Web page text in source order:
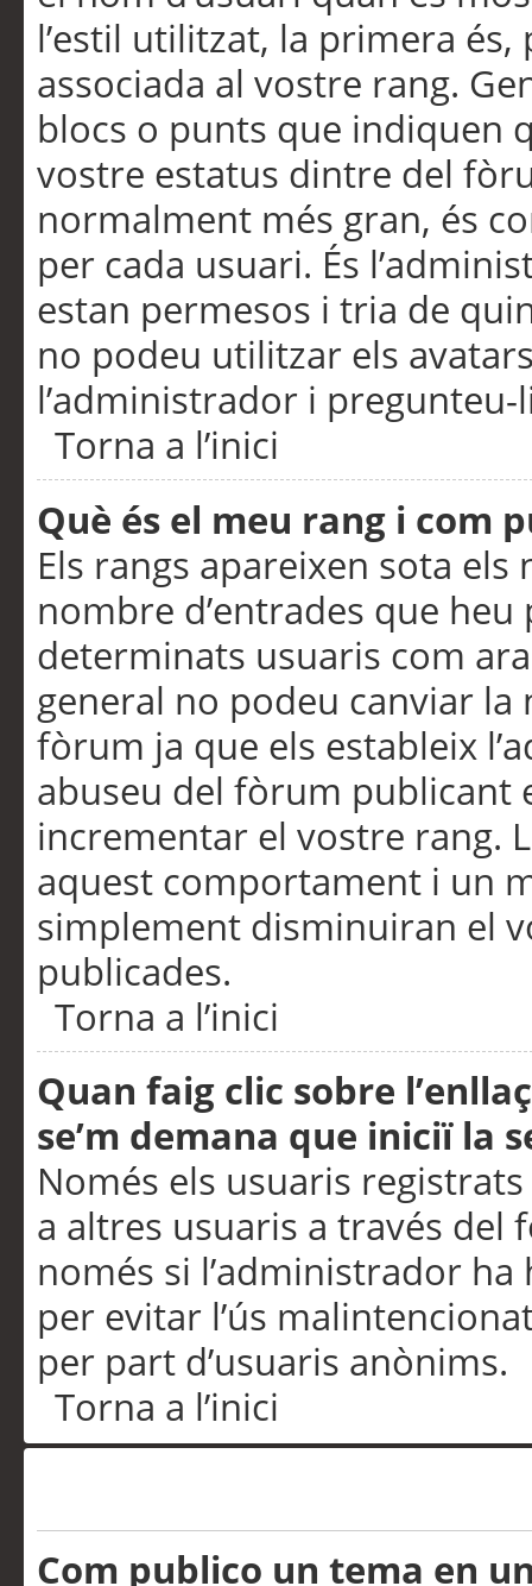
l’estil utilitzat, la primera
associada al vostre rang.
blocs o punts que indiquen
vostre estatus dintre del
normalment més gran, és
per cada usuari. És
estan permesos i tria de
no podeu utilitzar els
l’administrador i pregunteu-
Torna a l’inici
Què és el meu rang i com
Els rangs apareixen sota
nombre d’entrades que
determinats usuaris com
general no podeu canviar
fòrum ja que els estableix
abuseu del fòrum publicant
incrementar el vostre rang.
aquest comportament i un
simplement disminuiran el
publicades.
Torna a l’inici
Quan faig clic sobre
se’m demana que iniciï la
Només els usuaris
a altres usuaris a través
només si l’administrador
per evitar l’ús
per part d’usuaris anònims.
Torna a l’inici
Com publico un tema en